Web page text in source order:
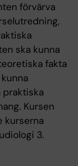
förvärva
ska kunna
fakta
praktiska
Kursen
kurserna
3.